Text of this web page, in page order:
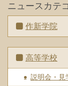
ニュースカテ
作新学院
高等学校
説明会・見